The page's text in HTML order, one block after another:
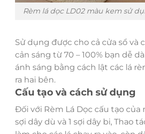
Rèm lá dọc LD02 màu kem sử
Sử dụng được cho cả cửa sổ và
cản sáng từ 70 – 100% bạn dễ
ánh sáng bằng cách lật các lá
ra hai bên.
Cấu tạo và cách sử dụng
Đối với Rèm Lá Dọc cấu tạo của
sợi dây dù và 1 sợi dây bi, Thao